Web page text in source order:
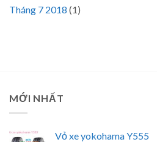
Tháng 7 2018 (1)
MỚI NHẤT
Vỏ xe yokohama Y555